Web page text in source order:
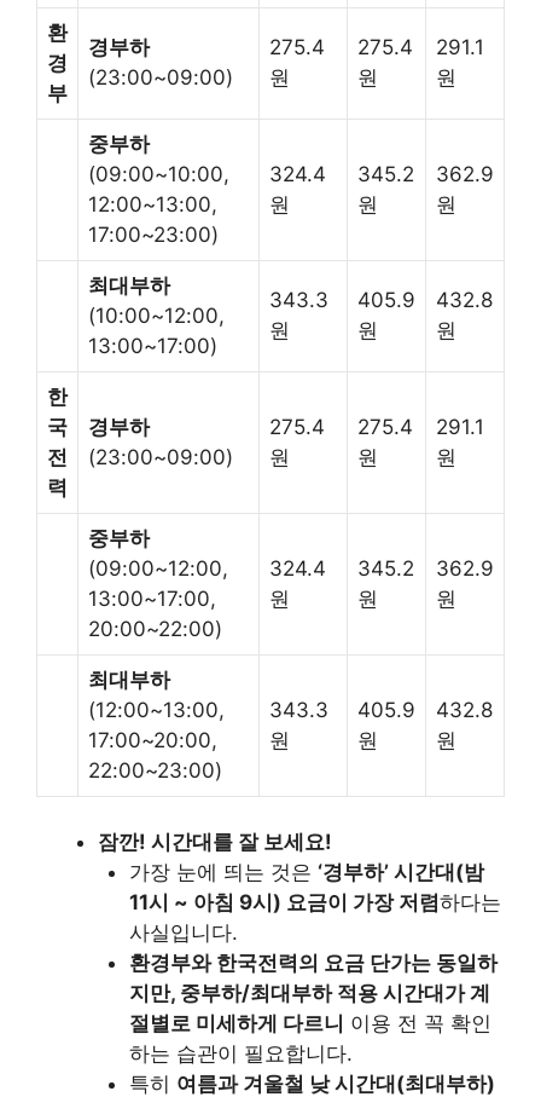
환
경
부
경부하
(23:00~09:00)
275.4
원
275.4
원
291.1
원
중부하
(09:00~10:00,
12:00~13:00,
17:00~23:00)
324.4
원
345.2
원
362.9
원
최대부하
(10:00~12:00,
13:00~17:00)
343.3
원
405.9
원
432.8
원
한
국
전
력
경부하
(23:00~09:00)
275.4
원
275.4
원
291.1
원
중부하
(09:00~12:00,
13:00~17:00,
20:00~22:00)
324.4
원
345.2
원
362.9
원
최대부하
(12:00~13:00,
17:00~20:00,
22:00~23:00)
343.3
원
405.9
원
432.8
원
잠깐! 시간대를 잘 보세요!
가장 눈에 띄는 것은 ‘경부하’ 시간대(밤
11시 ~ 아침 9시) 요금이 가장 저렴하다는
사실입니다.
환경부와 한국전력의 요금 단가는 동일하
지만, 중부하/최대부하 적용 시간대가 계
절별로 미세하게 다르니 이용 전 꼭 확인
하는 습관이 필요합니다.
특히 여름과 겨울철 낮 시간대(최대부하)